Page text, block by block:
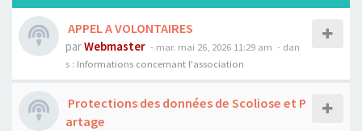
APPEL A VOLONTAIRES
parWebmaster - mar. mai 26, 2026 11:29 am - dan
s : Informations concernant l'association
Protections des données de Scoliose et P
artage